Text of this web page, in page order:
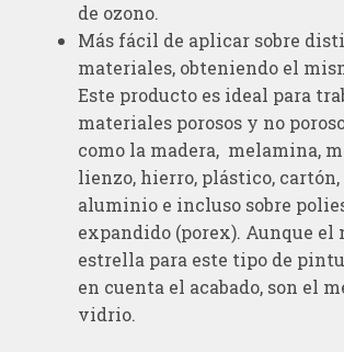
de ozono.
Más fácil de aplicar sobre
materiales, obteniendo el
Este producto es ideal para
materiales porosos y no
como la madera, melamina,
lienzo, hierro, plástico,
aluminio e incluso sobre
expandido (porex). Aunque el
estrella para este tipo de
en cuenta el acabado, son el
vidrio.